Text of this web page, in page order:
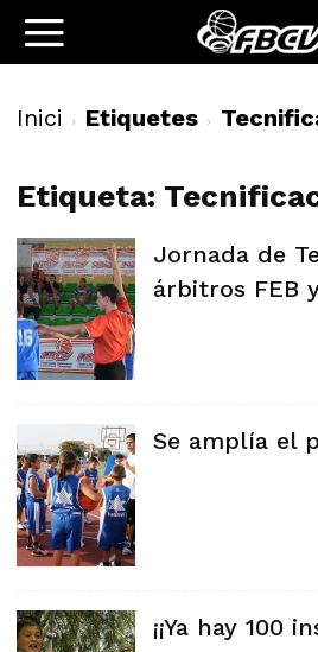
Inici Etiquetes
Etiqueta:
Jornada de
árbitros FEB
Se amplía el
¡¡Ya hay 100